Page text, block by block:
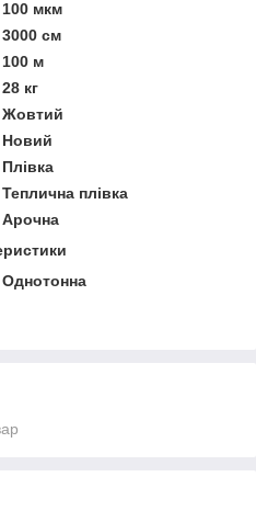
100 мкм
3000 см
100 м
28 кг
Жовтий
Новий
Плівка
Теплична плівка
Арочна
Однотонна